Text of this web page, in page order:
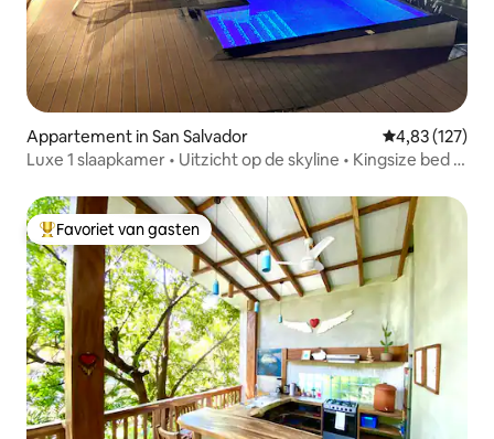
Appartement in San Salvador Gemiddelde
4,83 (127)
Luxe 1 slaapkamer • Uitzicht op de skyline • Kingsize bed •
Topfavoriet van gasten
Favoriet van gasten